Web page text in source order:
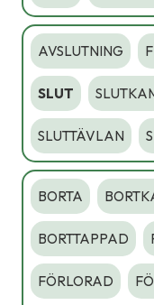
AVSLUTNING
SLUT
SLUTTÄVLAN
BORTA
BORTTAPPAD
FÖRLORAD